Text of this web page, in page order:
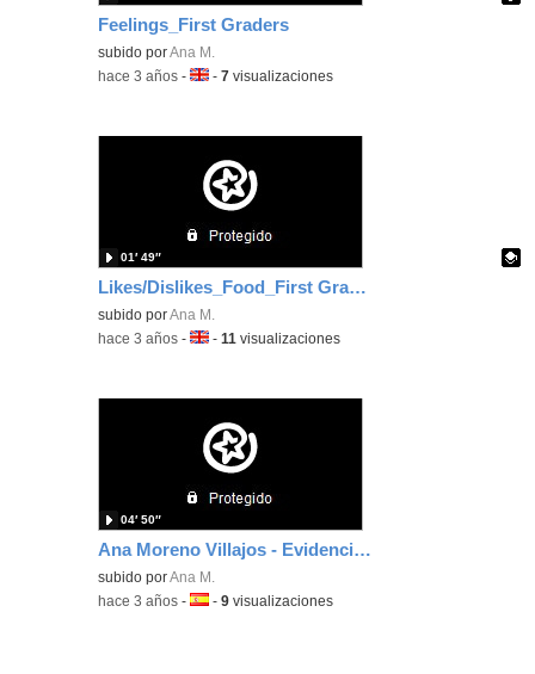
Feelings_First Graders
Contenido educativo.
subido porAna M.
-hace 3 años -Idioma:
-7 visualizaciones
Likes/Dislikes_Food_First Graders.
Contenido educativo.
subido porAna M.
01′ 49″
-hace 3 años -Idioma:
-11 visualizaciones
Ana Moreno Villajos - Evidencia F1 - Gestion Plataf. Aprend. Evaluac.
subido porAna M.
04′ 50″
-hace 3 años -Idioma:
-9 visualizaciones